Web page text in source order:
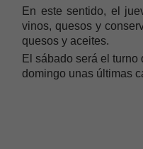
En este sentido, el
vinos, quesos y
quesos y aceites.
El sábado será el
domingo unas últimas